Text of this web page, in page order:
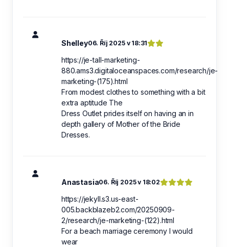
Shelley06. Říj 2025 v 18:31
https://je-tall-marketing-
880.ams3.digitaloceanspaces.com/research/je-
marketing-(175).html
From modest clothes to something with a bit
extra aptitude The
Dress Outlet prides itself on having an in
depth gallery of Mother of the Bride
Dresses.
Anastasia06. Říj 2025 v 18:02
https://jekyll.s3.us-east-
005.backblazeb2.com/20250909-
2/research/je-marketing-(122).html
For a beach marriage ceremony I would
wear